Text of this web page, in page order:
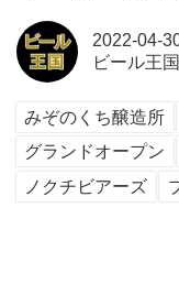
2022-04-
ビール王
みぞのくち醸造所
グランドオープン
ノクチビアーズ